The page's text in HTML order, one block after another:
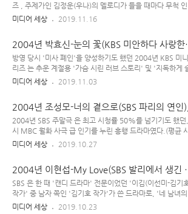
하게 된다. 그렇게 '(본의 아니게) 남 좋은 일'만 하던 김희선
2005년 드라마 에 출연했으나 '들인 제작비'에 비해 '시청률
즈 , 주제가인 김정운(우나)의 멜로디가 들을 때마다 무척
적이었다. 의 13번 째 곡 , 무척 아름다운 노래다.(첫부분-중
(김태희)'을 첫 눈에 호감 느끼며 좋아하게 되는 설정 나오는
당시 20대 김태희가 한창 '예쁨 뿜뿜'할 때라 '얼굴'이 곧 개
인 듯...(잘나고 똑똑한 남자들은 '미인'을 아내로 맞고 싶어
까...) 김태희가 2000년대에 출연한 드라마 , , 외 과 에선 특
미디어 세상 2019.11.16
2004년 박효신-눈의 꽃(KBS 미안하다 사랑한
처절 남주 레전드
방영 당시 '미사 폐인'을 양성하기도 했던 2004년 KBS 미니
리즈 는 추운 계절용 '가슴 시린 러브 스토리' 및 '지독하게
모자(母子) 이야기'를 다룬 드라마이다. 잘 만들어진 작품이
릭터랑 혼연일체~) 당시 이 드라마 볼 때마다 '(알고 보면)
이(소지섭) 친엄마인 오들희(이혜영) 여사'가 양아들인 윤
경호)한테 하도 "아들, 아들~" 거려서 이 대사가 은근 기억
는 느낌이다. 개인적으론, 소시 적 안데르센 동화 를 봤을 때
미디어 세상 2019.11.03
2004년 조성모-너의 곁으로(SBS 파리의 연인),
박신양 vs 김은숙
2004년 SBS 주말극 은 최고 시청률 50%를 넘기기도 했던
시 MBC 월화 사극 급 인기를 누린 흥행 드라마였다.(평균
률은 40%대) 작가는 2명- 그 시기 '연인 시리즈'를 내어놓은
었다. 매실 조, '조성모'가 부른 ost ~ 을 떠올리면 자동적으
생각나는 노래로, 이 곡의 리듬감이 참 좋고 '당시 조성모의
리'도 유난히 상큼하다. [ "넌 알고 있니~? 난 말야, 너의 하
웃음이~ 자꾸만, 기억나~ 바보처럼 웃게 돼~" "너를 사랑해
미디어 세상 2019.10.27
2004년 이현섭-My Love(SBS 발리에서 생긴
삼각 관계 맛집
SBS 은 한 때 '캔디 드라마' 전문이었던 '이김(이선미-김기
작가' 중 남자 쪽인 '김기호 작가'가 쓴 드라마로, '네 남녀의
히고 섥히는 관계'가 긴장감 넘치고 '(딱히 악역은 없이) 모든
미디어 세상 2019.10.23